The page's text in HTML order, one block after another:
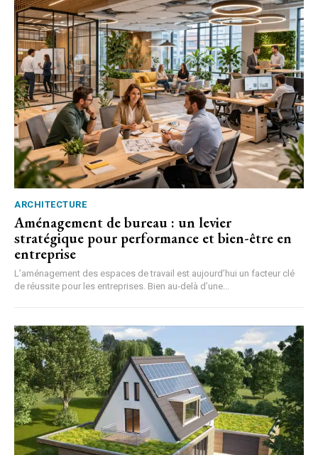
ARCHITECTURE
Aménagement de bureau : un levier
stratégique pour performance et bien-être en
entreprise
L’aménagement des espaces de travail est aujourd’hui un facteur clé
de réussite pour les entreprises. Bien au-delà d’une...